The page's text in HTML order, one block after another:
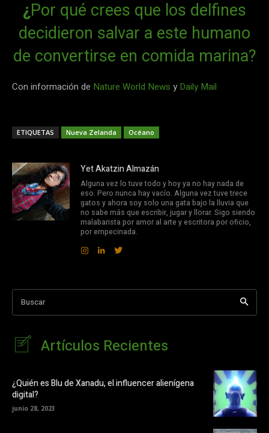
¿ Por qué crees que los delfines
decidieron salvar a este humano
de convertirse en comida marina?
Con información de Nature World News y Daily Mail
ETIQUETAS Nueva Zelanda Océano
Yet Akatzin Almazán
Alguna vez lo tuve todo y hoy ya no hay nada de
eso. Pero nunca hay vacío. Alguna vez tuve trece
gatos y ahora soy solo una gata bajo la lluvia que
no sabe más que escribir, jugar y llorar. Sigo siendo
malabarista por amor al arte y escritora por oficio,
por empecinada.
Buscar
Artículos Recientes
¿Quién es Blu de Xanadu, el influencer alienígena
digital?
junio 28, 2023